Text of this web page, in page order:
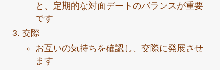
と、定期的な対面デートのバランスが重要
です
交際
お互いの気持ちを確認し、交際に発展させ
ます